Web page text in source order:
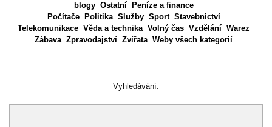
blogy Ostatní
Peníze a finance
Počítače
Politika Služby Sport Stavebnictví
Telekomunikace Věda a technika Volný čas Vzdělání Warez
Zábava Zpravodajství Zvířata Weby všech kategorií
Vyhledávání: